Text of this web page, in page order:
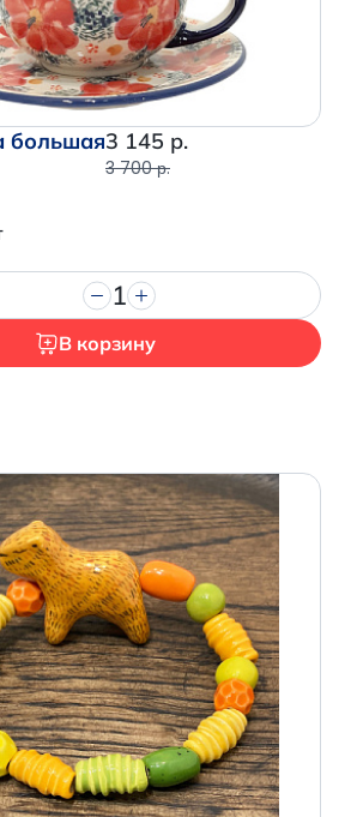
большая3 145 р.
3 700 р.
1
В корзину